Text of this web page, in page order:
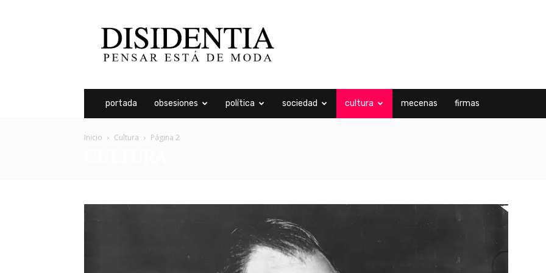
portada obsesiones política sociedad cultura mecenas firmas
Inicio Cultura Página 2